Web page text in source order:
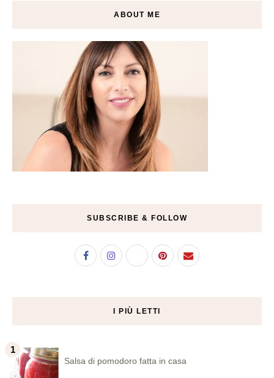
ABOUT ME
SUBSCRIBE & FOLLOW
I PIÙ LETTI
Salsa di pomodoro fatta in casa